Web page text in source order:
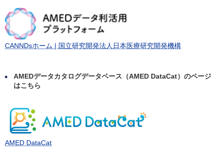
CANNDsホーム | 国立研究開発法人日本医療研究開発機構
AMEDデータカタログデータベース（AMED DataCat）のページ
はこちら
AMED DataCat